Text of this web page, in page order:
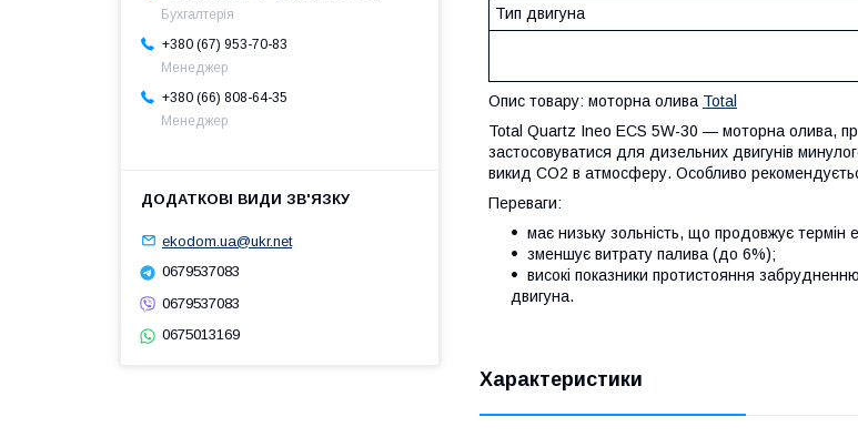
Тип двигуна
Опис товару: моторна олива Total
Total Quartz Ineo ECS 5W-30 — моторна олива,
застосовуватися для дизельних двигунів
викид CO2 в атмосферу. Особливо
Переваги:
має низьку зольність, що продовжує термін
зменшує витрату палива (до 6%);
високі показники протистояння
двигуна.
Характеристики
Бухгалтерія
+380 (67) 953-70-83
Менеджер
+380 (66) 808-64-35
Менеджер
ekodom.ua@ukr.net
0679537083
0679537083
0675013169